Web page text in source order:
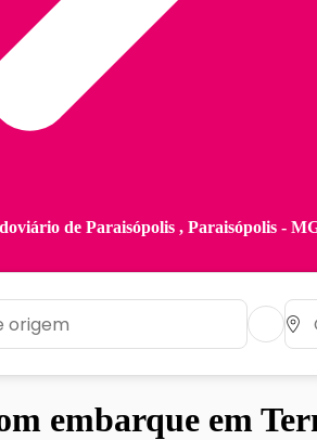
de Paraisópolis , Paraisópolis -
embarque em